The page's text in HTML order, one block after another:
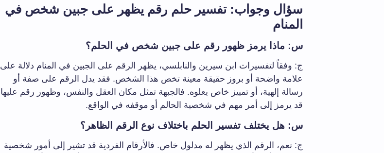
سؤال وجواب: تفسير حلم رقم يظهر على جبين شخص في
المنام
س: ماذا يرمز ظهور رقم على جبين شخص في الحلم؟
ج: وفقاً لتفسيرات ابن سيرين والنابلسي، يظهر الرقم على الجبين في المنام دلالة على
علامة واضحة أو بروز حقيقة معينة تخص هذا الشخص. فقد يدل الرقم على صفة أو
رسالة إلهية، أو تمييز خاص يعلوه. فالجبهة تمثل مكان العقل والنفس، وظهور رقم عليها
قد يرمز إلى أمر مهم في شخصية الحالم أو موقفه في الواقع.
س: هل يختلف تفسير الحلم باختلاف نوع الرقم الظاهر؟
ج: نعم، الرقم الذي يظهر له مدلول خاص. فالأرقام الفردية قد تشير إلى أمور شخصية